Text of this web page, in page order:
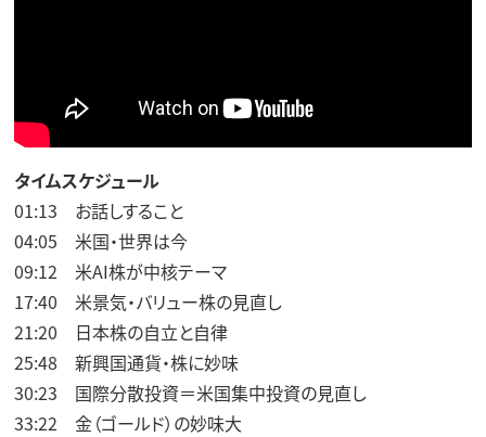
タイムスケジュール
01:13 お話しすること
04:05 米国・世界は今
09:12 米AI株が中核テーマ
17:40 米景気・バリュー株の見直し
21:20 日本株の自立と自律
25:48 新興国通貨・株に妙味
30:23 国際分散投資＝米国集中投資の見直し
33:22 金（ゴールド）の妙味大